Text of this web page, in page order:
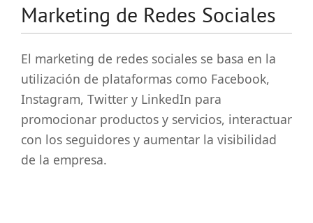
Marketing de Redes Sociales
El marketing de redes sociales se basa en la
utilización de plataformas como Facebook,
Instagram, Twitter y LinkedIn para
promocionar productos y servicios, interactuar
con los seguidores y aumentar la visibilidad
de la empresa.